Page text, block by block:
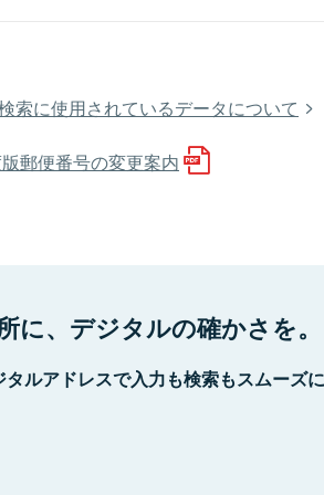
索に使用されているデータについて
郵便番号の変更案内
に、デジタルの確かさを。
タルアドレスで入力も検索もスムーズ